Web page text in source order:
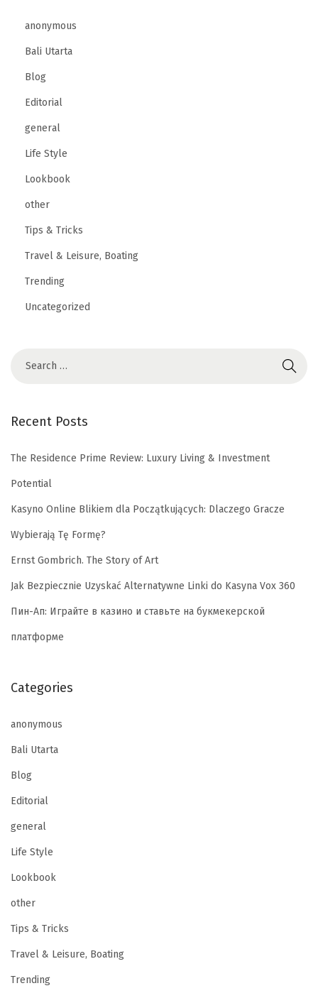
M
a
r
i
anonymous
Bali Utarta
Blog
Editorial
general
Life Style
Lookbook
other
Tips & Tricks
Travel & Leisure, Boating
Trending
Uncategorized
Recent Posts
The Residence Prime Review: Luxury Living & Investment
Potential
Kasyno Online Blikiem dla Początkujących: Dlaczego Gracze
Wybierają Tę Formę?
Ernst Gombrich. The Story of Art
Jak Bezpiecznie Uzyskać Alternatywne Linki do Kasyna Vox 360
Пин-Ап: Играйте в казино и ставьте на букмекерской
платформе
Categories
anonymous
Bali Utarta
Blog
Editorial
general
Life Style
Lookbook
other
Tips & Tricks
Travel & Leisure, Boating
Trending